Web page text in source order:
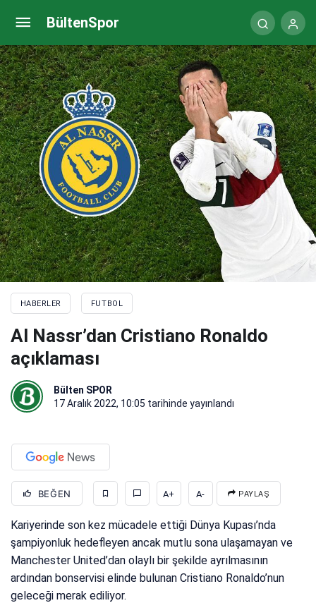
BültenSpor
HABERLER FUTBOL
Al Nassr’dan Cristiano Ronaldo
açıklaması
Bülten SPOR
17 Aralık 2022, 10:05 tarihinde yayınlandı
BEĞEN A+ A- PAYLAŞ
Kariyerinde son kez mücadele ettiği Dünya Kupası’nda
şampiyonluk hedefleyen ancak mutlu sona ulaşamayan ve
Manchester United’dan olaylı bir şekilde ayrılmasının
ardından bonservisi elinde bulunan Cristiano Ronaldo’nun
geleceği merak ediliyor.
Karşıyaka’dan taraftarına destek çağrısı